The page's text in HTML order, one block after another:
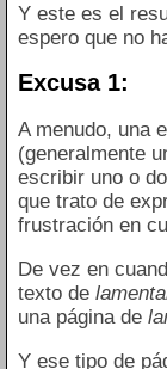
Y este es el
espero que no
Excusa 1:
A menudo, una
(generalmente
escribir uno o
que trato de
frustración en
De vez en
texto de
una página de
Y ese tipo de